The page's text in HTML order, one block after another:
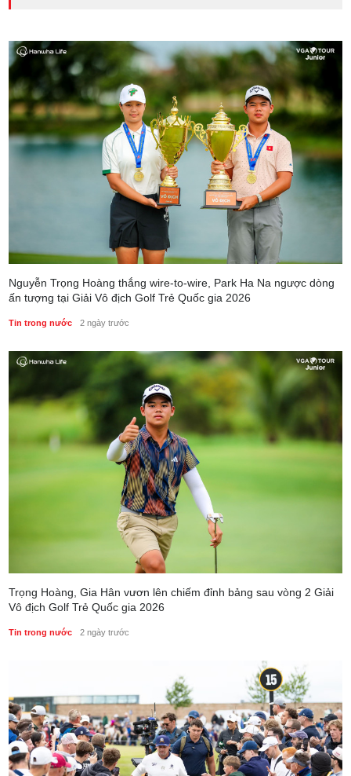
Nguyễn Trọng Hoàng thắng wire-to-wire, Park Ha Na ngược dòng
ấn tượng tại Giải Vô địch Golf Trẻ Quốc gia 2026
Tin trong nước 2 ngày trước
Trọng Hoàng, Gia Hân vươn lên chiếm đỉnh bảng sau vòng 2 Giải
Vô địch Golf Trẻ Quốc gia 2026
Tin trong nước 2 ngày trước